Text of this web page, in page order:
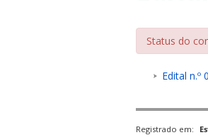
Status do
Edital n.º
Registrado em: